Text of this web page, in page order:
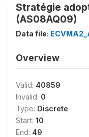
Stratégie
(AS08AQ09)
Data file:
Overview
Valid: 40859
Invalid: 0
Type: Discrete
Start: 10
End: 49